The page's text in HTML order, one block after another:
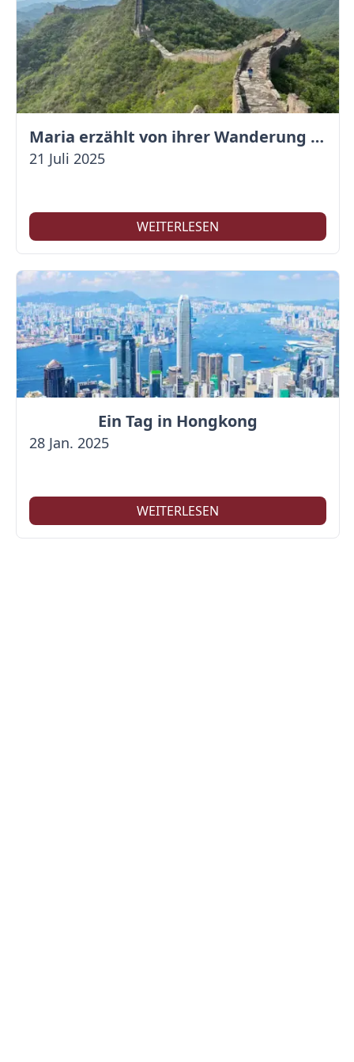
Maria erzählt von ihrer Wanderung auf der Großen Mauer
21 Juli 2025
WEITERLESEN
Ein Tag in Hongkong
28 Jan. 2025
WEITERLESEN